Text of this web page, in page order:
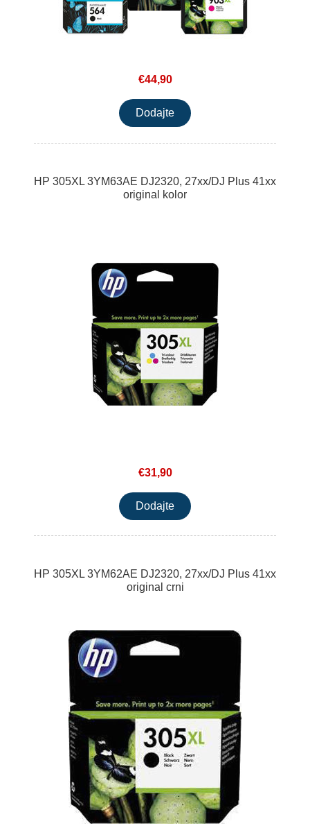
€44,90
HP 305XL 3YM63AE DJ2320, 27xx/DJ Plus 41xx
original kolor
€31,90
HP 305XL 3YM62AE DJ2320, 27xx/DJ Plus 41xx
original crni